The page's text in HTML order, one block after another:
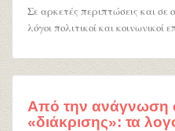
Σε αρκετές περιπτώσεις και σε
λόγοι πολιτικοί και
Από την ανάγνωση
«διάκρισης»: τα